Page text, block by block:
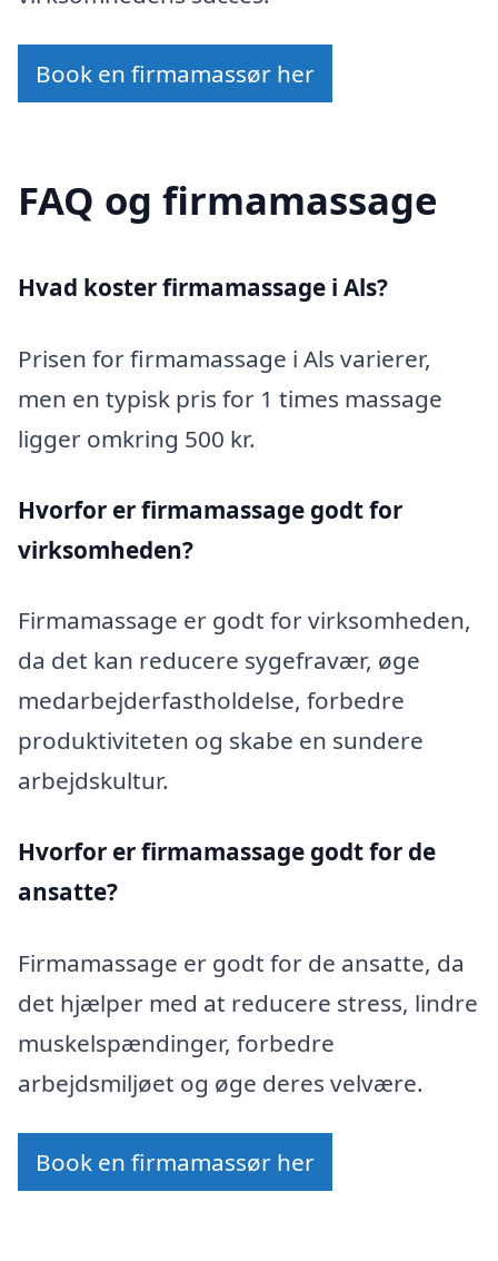
Book en firmamassør her
FAQ og firmamassage
Hvad koster firmamassage i Als?
Prisen for firmamassage i Als varierer,
men en typisk pris for 1 times massage
ligger omkring 500 kr.
Hvorfor er firmamassage godt for
virksomheden?
Firmamassage er godt for virksomheden,
da det kan reducere sygefravær, øge
medarbejderfastholdelse, forbedre
produktiviteten og skabe en sundere
arbejdskultur.
Hvorfor er firmamassage godt for de
ansatte?
Firmamassage er godt for de ansatte, da
det hjælper med at reducere stress, lindre
muskelspændinger, forbedre
arbejdsmiljøet og øge deres velvære.
Book en firmamassør her